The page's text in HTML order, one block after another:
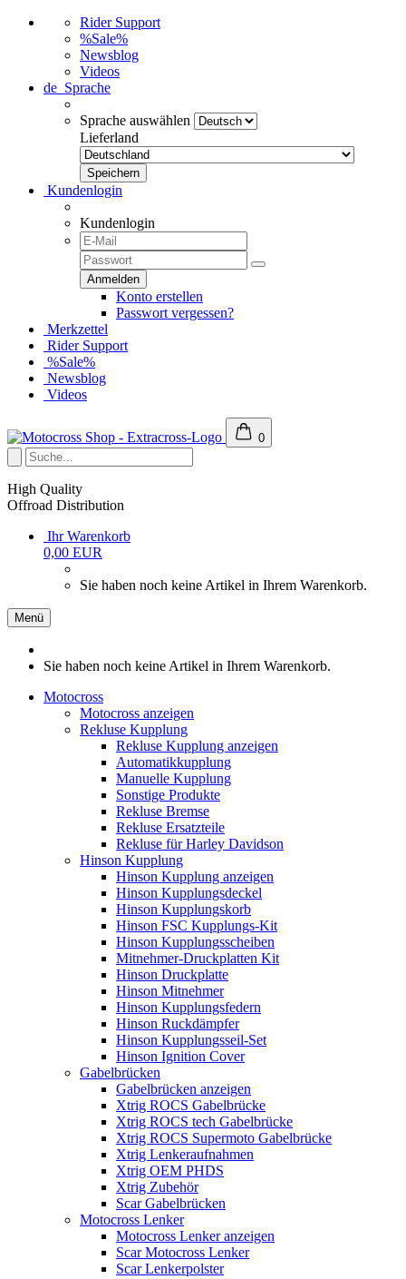
Rider Support
%Sale%
Newsblog
Videos
de Sprache
Sprache auswählen
Lieferland
Kundenlogin
Kundenlogin
Konto erstellen
Passwort vergessen?
Merkzettel
Rider Support
%Sale%
Newsblog
Videos
0
High Quality
Offroad Distribution
Ihr Warenkorb
0,00 EUR
Sie haben noch keine Artikel in Ihrem Warenkorb.
Menü
Sie haben noch keine Artikel in Ihrem Warenkorb.
Motocross
Motocross anzeigen
Rekluse Kupplung
Rekluse Kupplung anzeigen
Automatikkupplung
Manuelle Kupplung
Sonstige Produkte
Rekluse Bremse
Rekluse Ersatzteile
Rekluse für Harley Davidson
Hinson Kupplung
Hinson Kupplung anzeigen
Hinson Kupplungsdeckel
Hinson Kupplungskorb
Hinson FSC Kupplungs-Kit
Hinson Kupplungsscheiben
Mitnehmer-Druckplatten Kit
Hinson Druckplatte
Hinson Mitnehmer
Hinson Kupplungsfedern
Hinson Ruckdämpfer
Hinson Kupplungsseil-Set
Hinson Ignition Cover
Gabelbrücken
Gabelbrücken anzeigen
Xtrig ROCS Gabelbrücke
Xtrig ROCS tech Gabelbrücke
Xtrig ROCS Supermoto Gabelbrücke
Xtrig Lenkeraufnahmen
Xtrig OEM PHDS
Xtrig Zubehör
Scar Gabelbrücken
Motocross Lenker
Motocross Lenker anzeigen
Scar Motocross Lenker
Scar Lenkerpolster